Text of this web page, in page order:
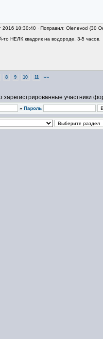
2016 10:30:40 · Поправил: Olenevod (30
то НЕЛК квадрик на водороде. 3-5 часов.
8 9 10 11 »»
зарегистрированные участники
» Пароль